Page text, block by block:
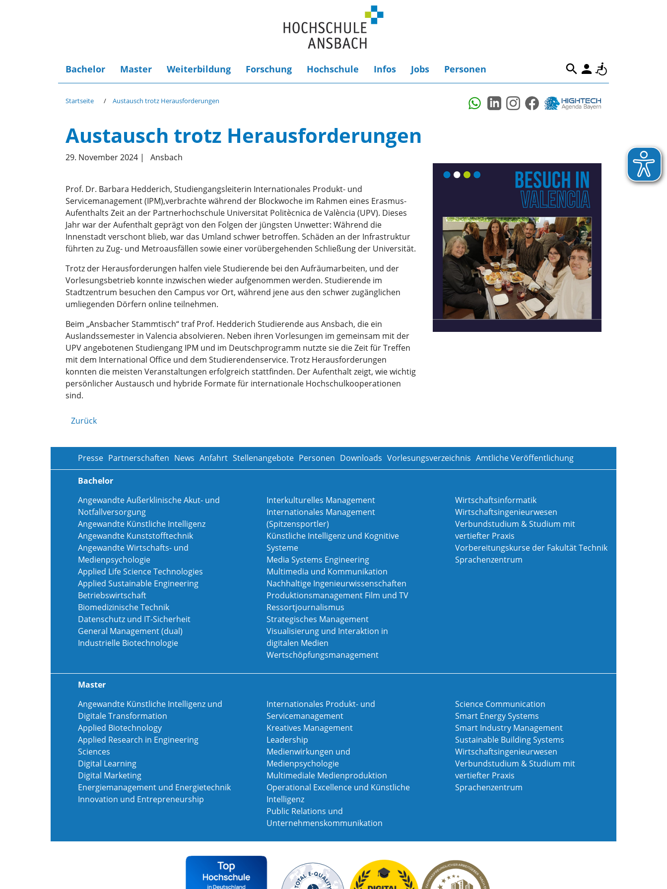
Bachelor Master Weiterbildung Forschung Hochschule Infos Jobs Personen
Startseite Austausch trotz Herausforderungen
Austausch trotz Herausforderungen
29. November 2024 | Ansbach
Prof. Dr. Barbara Hedderich, Studiengangsleiterin Internationales Produkt- und
Servicemanagement (IPM),verbrachte während der Blockwoche im Rahmen eines Erasmus-
Aufenthalts Zeit an der Partnerhochschule Universitat Politècnica de València (UPV). Dieses
Jahr war der Aufenthalt geprägt von den Folgen der jüngsten Unwetter: Während die
Innenstadt verschont blieb, war das Umland schwer betroffen. Schäden an der Infrastruktur
führten zu Zug- und Metroausfällen sowie einer vorübergehenden Schließung der Universität.
Trotz der Herausforderungen halfen viele Studierende bei den Aufräumarbeiten, und der
Vorlesungsbetrieb konnte inzwischen wieder aufgenommen werden. Studierende im
Stadtzentrum besuchen den Campus vor Ort, während jene aus den schwer zugänglichen
umliegenden Dörfern online teilnehmen.
Beim „Ansbacher Stammtisch“ traf Prof. Hedderich Studierende aus Ansbach, die ein
Auslandssemester in Valencia absolvieren. Neben ihren Vorlesungen im gemeinsam mit der
UPV angebotenen Studiengang IPM und im Deutschprogramm nutzte sie die Zeit für Treffen
mit dem International Office und dem Studierendenservice. Trotz Herausforderungen
konnten die meisten Veranstaltungen erfolgreich stattfinden. Der Aufenthalt zeigt, wie wichtig
persönlicher Austausch und hybride Formate für internationale Hochschulkooperationen
sind.
Zurück
Presse Partnerschaften News Anfahrt Stellenangebote Personen Downloads Vorlesungsverzeichnis Amtliche Veröffentlichung
Bachelor
Angewandte Außerklinische Akut- und
Notfallversorgung
Angewandte Künstliche Intelligenz
Angewandte Kunststofftechnik
Angewandte Wirtschafts- und
Medienpsychologie
Applied Life Science Technologies
Applied Sustainable Engineering
Betriebswirtschaft
Biomedizinische Technik
Datenschutz und IT-Sicherheit
General Management (dual)
Industrielle Biotechnologie
Interkulturelles Management
Internationales Management
(Spitzensportler)
Künstliche Intelligenz und Kognitive
Systeme
Media Systems Engineering
Multimedia und Kommunikation
Nachhaltige Ingenieurwissenschaften
Produktionsmanagement Film und TV
Ressortjournalismus
Strategisches Management
Visualisierung und Interaktion in
digitalen Medien
Wertschöpfungsmanagement
Wirtschaftsinformatik
Wirtschaftsingenieurwesen
Verbundstudium & Studium mit
vertiefter Praxis
Vorbereitungskurse der Fakultät Technik
Sprachenzentrum
Master
Angewandte Künstliche Intelligenz und
Digitale Transformation
Applied Biotechnology
Applied Research in Engineering
Sciences
Digital Learning
Digital Marketing
Energiemanagement und Energietechnik
Innovation und Entrepreneurship
Internationales Produkt- und
Servicemanagement
Kreatives Management
Leadership
Medienwirkungen und
Medienpsychologie
Multimediale Medienproduktion
Operational Excellence und Künstliche
Intelligenz
Public Relations und
Unternehmenskommunikation
Science Communication
Smart Energy Systems
Smart Industry Management
Sustainable Building Systems
Wirtschaftsingenieurwesen
Verbundstudium & Studium mit
vertiefter Praxis
Sprachenzentrum